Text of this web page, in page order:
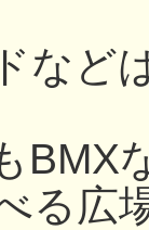
など
BMX
る広